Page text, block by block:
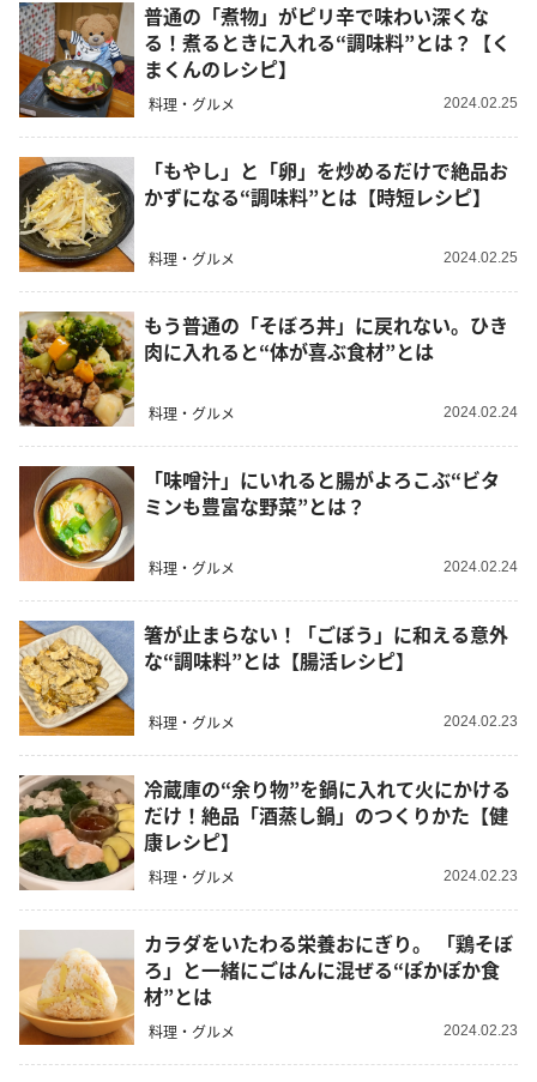
普通の「煮物」がピリ辛で味わい深くな
る！煮るときに入れる“調味料”とは？【く
まくんのレシピ】
料理・グルメ 2024.02.25
「もやし」と「卵」を炒めるだけで絶品お
かずになる“調味料”とは【時短レシピ】
料理・グルメ 2024.02.25
もう普通の「そぼろ丼」に戻れない。ひき
肉に入れると“体が喜ぶ食材”とは
料理・グルメ 2024.02.24
「味噌汁」にいれると腸がよろこぶ“ビタ
ミンも豊富な野菜”とは？
料理・グルメ 2024.02.24
箸が止まらない！「ごぼう」に和える意外
な“調味料”とは【腸活レシピ】
料理・グルメ 2024.02.23
冷蔵庫の“余り物”を鍋に入れて火にかける
だけ！絶品「酒蒸し鍋」のつくりかた【健
康レシピ】
料理・グルメ 2024.02.23
カラダをいたわる栄養おにぎり。 「鶏そぼ
ろ」と一緒にごはんに混ぜる“ぽかぽか食
材”とは
料理・グルメ 2024.02.23